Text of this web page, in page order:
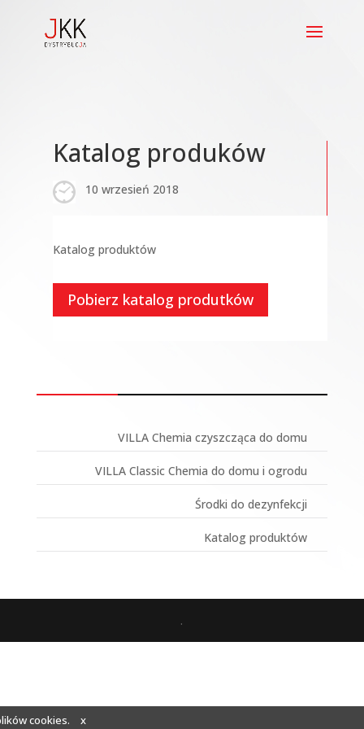
Katalog produków
10 wrzesień 2018
Katalog produktów
Pobierz katalog produtków
VILLA Chemia czyszcząca do domu
VILLA Classic Chemia do domu i ogrodu
Środki do dezynfekcji
Katalog produktów
cookies. x
.